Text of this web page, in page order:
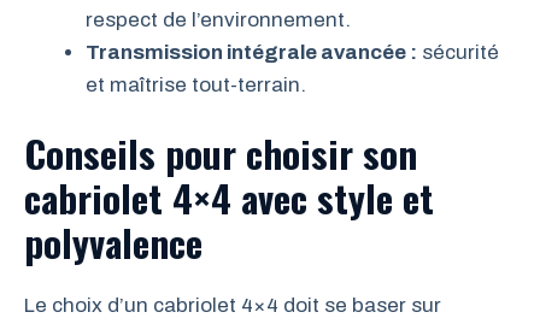
respect de l’environnement.
Transmission intégrale avancée : sécurité
et maîtrise tout-terrain.
Conseils pour choisir son
cabriolet 4×4 avec style et
polyvalence
Le choix d’un cabriolet 4×4 doit se baser sur